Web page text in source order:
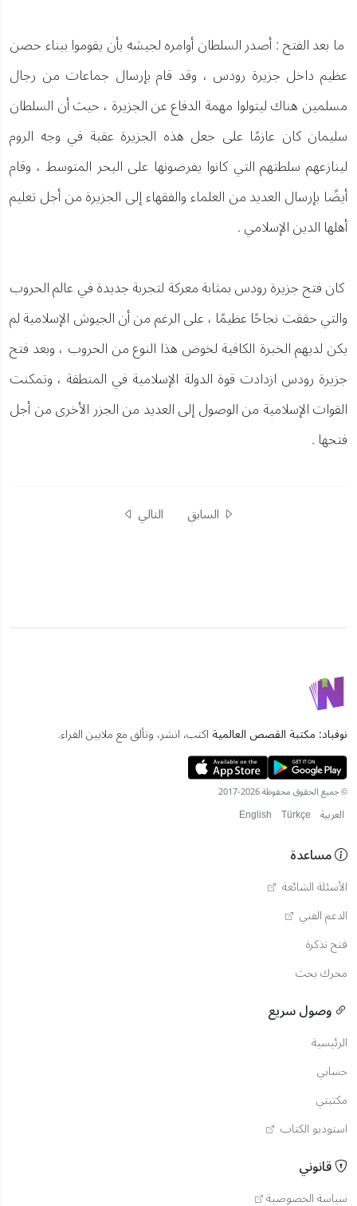
ما بعد الفتح : أصدر السلطان أوامره لجيشه بأن يقوموا ببناء حصن
عظيم داخل جزيرة رودس ، وقد قام بإرسال جماعات من رجال
مسلمين هناك ليتولوا مهمة الدفاع عن الجزيرة ، حيث أن السلطان
سليمان كان عازمًا على جعل هذه الجزيرة عقبة في وجه الروم
لينازعهم سلطتهم التي كانوا يفرضونها على البحر المتوسط ، وقام
أيضًا بإرسال العديد من العلماء والفقهاء إلى الجزيرة من أجل تعليم
أهلها الدين الإسلامي .
كان فتح جزيرة رودس بمثابة معركة لتجربة جديدة في عالم الحروب
والتي حققت نجاحًا عظيمًا ، على الرغم من أن الجيوش الإسلامية لم
يكن لديهم الخبرة الكافية لخوض هذا النوع من الحروب ، وبعد فتح
جزيرة رودس ازدادت قوة الدولة الإسلامية في المنطقة ، وتمكنت
القوات الإسلامية من الوصول إلى العديد من الجزر الأخرى من أجل
فتحها .
السابق التالي
نوفباد: مكتبة القصص العالمية اكتب، انشر، وتألق مع ملايين القراء.
© جميع الحقوق محفوظة 2026-2017
العربية English Türkçe
مساعدة
الأسئلة الشائعة
الدعم الفني
فتح تذكرة
محرك بحث
وصول سريع
الرئيسية
حسابي
مكتبتي
استوديو الكتاب
قانوني
سياسة الخصوصية